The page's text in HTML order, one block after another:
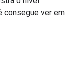
consegue ver em